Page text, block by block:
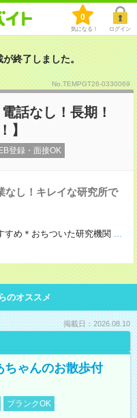
0
気になる！ ログイン
終了しました。
No.TEMPGT26-0330069
話なし！長期！
】
登録・面接OK
なし！キレイな研究所で
すめ＊おちついた研究機関 ...
のオススメ
掲載日：2026.08.10
ちゃんのお散歩付
ブランクOK